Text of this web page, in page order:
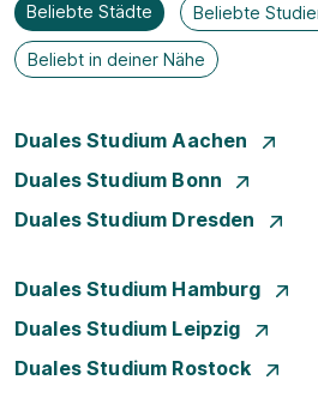
Beliebte Städte Beliebte
Beliebt in deiner Nähe
Duales Studium Aachen
Duales Studium Bonn
Duales Studium Dresden
Duales Studium Hamburg
Duales Studium Leipzig
Duales Studium Rostock